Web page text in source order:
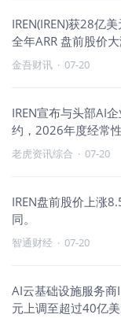
IREN(IREN)获28亿
全年ARR 盘前股价
金吾财讯 · 07-20
IREN宣布与头部AI
约，2026年度经常
老虎资讯综合 · 07-20
IREN盘前股价上涨
同。
智通财经 · 07-20
AI云基础设施服务
元上调至超过40亿美